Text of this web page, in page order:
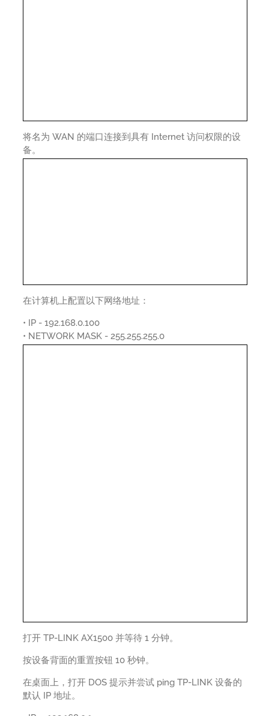
将名为 WAN 的端口连接到具有 Internet 访问权限的设
备。
在计算机上配置以下网络地址：
• IP - 192.168.0.100
• NETWORK MASK - 255.255.255.0
打开 TP-LINK AX1500 并等待 1 分钟。
按设备背面的重置按钮 10 秒钟。
在桌面上，打开 DOS 提示并尝试 ping TP-LINK 设备的
默认 IP 地址。